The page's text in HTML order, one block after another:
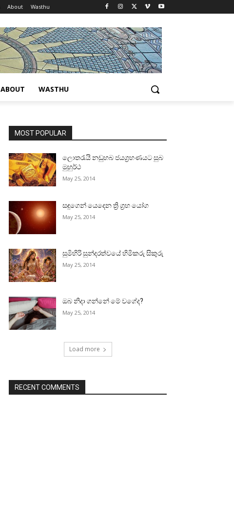
About Wasthu
ABOUT WASTHU
MOST POPULAR
ලොතරැයි නඩුහබ ජයග්‍රහණයට සුබ
මුහුර්ථ
May 25, 2014
සඳුගෙන් යෙදෙන ත්‍රි ග්‍රහ යෝග
May 25, 2014
සුමිහිරි සුන්දරත්වයේ හිමිකරු සිකුරු
May 25, 2014
ඔබ නිදා ගන්නේ මේ වගේද?
May 25, 2014
Load more
RECENT COMMENTS